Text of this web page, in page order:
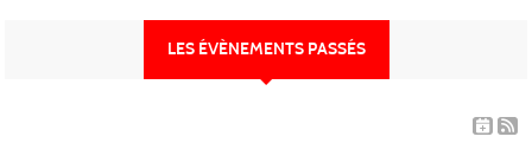
LES ÉVÈNEMENTS PASSÉS